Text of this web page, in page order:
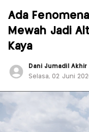
Ada
Mewah Jadi
Kaya
Dani Jumadil Akhir
Selasa, 02 Juni